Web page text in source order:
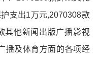
支出1万元,2070308款
其他新闻出版广播影视
播及体育方面的各项经